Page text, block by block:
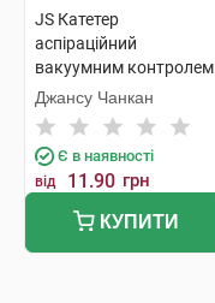
JS Катетер
аспіраційний
вакуумним контролем
Fr 10 чорний 1 шт
Джансу Чанкан
Є в наявності
від 11.90 грн
КУПИТИ